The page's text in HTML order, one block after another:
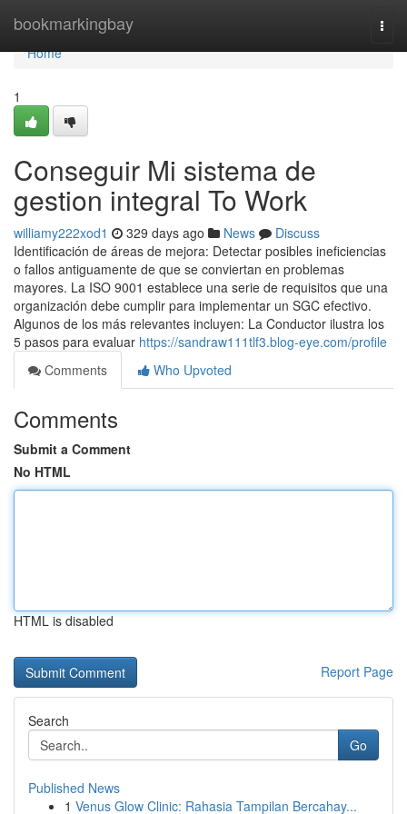
bookmarkingbay
Home
Home
1
Conseguir Mi sistema de
gestion integral To Work
williamy222xod1 329 days ago News
Discuss
Identificación de áreas de mejora: Detectar posibles ineficiencias
o fallos antiguamente de que se conviertan en problemas
mayores. La ISO 9001 establece una serie de requisitos que una
organización debe cumplir para implementar un SGC efectivo.
Algunos de los más relevantes incluyen: La Conductor ilustra los
5 pasos para evaluar https://sandraw111tlf3.blog-eye.com/profile
Comments
Who Upvoted
Comments
Submit a Comment
No HTML
HTML is disabled
Report Page
Search
Go
Published News
1 Venus Glow Clinic: Rahasia Tampilan Bercahay...